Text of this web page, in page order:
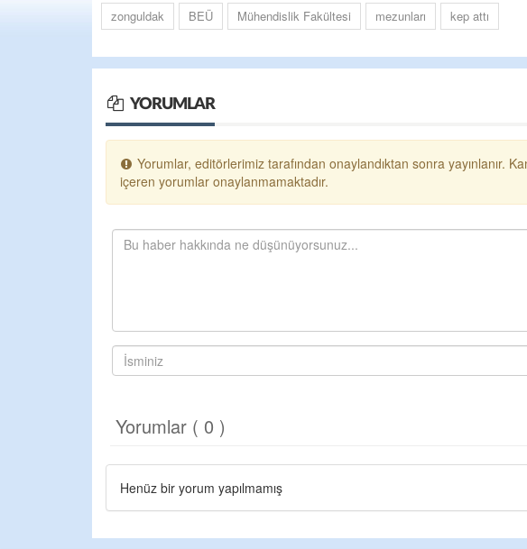
zonguldak BEÜ Mühendislik Fakültesi mezunları kep attı
YORUMLAR
Yorumlar, editörlerimiz tarafından onaylandıktan sonra yayınlanır.
içeren yorumlar onaylanmamaktadır.
Yorumlar ( 0 )
Henüz bir yorum yapılmamış